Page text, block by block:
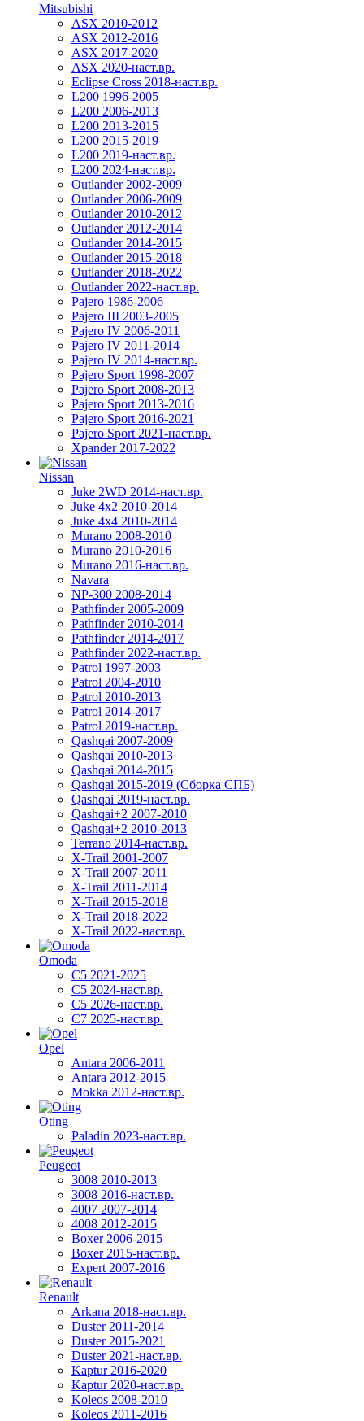
Mitsubishi
ASX 2010-2012
ASX 2012-2016
ASX 2017-2020
ASX 2020-наст.вр.
Eclipse Cross 2018-наст.вр.
L200 1996-2005
L200 2006-2013
L200 2013-2015
L200 2015-2019
L200 2019-наст.вр.
L200 2024-наст.вр.
Outlander 2002-2009
Outlander 2006-2009
Outlander 2010-2012
Outlander 2012-2014
Outlander 2014-2015
Outlander 2015-2018
Outlander 2018-2022
Outlander 2022-наст.вр.
Pajero 1986-2006
Pajero III 2003-2005
Pajero IV 2006-2011
Pajero IV 2011-2014
Pajero IV 2014-наст.вр.
Pajero Sport 1998-2007
Pajero Sport 2008-2013
Pajero Sport 2013-2016
Pajero Sport 2016-2021
Pajero Sport 2021-наст.вр.
Xpander 2017-2022
Nissan
Juke 2WD 2014-наст.вр.
Juke 4x2 2010-2014
Juke 4x4 2010-2014
Murano 2008-2010
Murano 2010-2016
Murano 2016-наст.вр.
Navara
NP-300 2008-2014
Pathfinder 2005-2009
Pathfinder 2010-2014
Pathfinder 2014-2017
Pathfinder 2022-наст.вр.
Patrol 1997-2003
Patrol 2004-2010
Patrol 2010-2013
Patrol 2014-2017
Patrol 2019-наст.вр.
Qashqai 2007-2009
Qashqai 2010-2013
Qashqai 2014-2015
Qashqai 2015-2019 (Сборка СПБ)
Qashqai 2019-наст.вр.
Qashqai+2 2007-2010
Qashqai+2 2010-2013
Terrano 2014-наст.вр.
X-Trail 2001-2007
X-Trail 2007-2011
X-Trail 2011-2014
X-Trail 2015-2018
X-Trail 2018-2022
X-Trail 2022-наст.вр.
Omoda
C5 2021-2025
C5 2024-наст.вр.
C5 2026-наст.вр.
C7 2025-наст.вр.
Opel
Antara 2006-2011
Antara 2012-2015
Mokka 2012-наст.вр.
Oting
Paladin 2023-наст.вр.
Peugeot
3008 2010-2013
3008 2016-наст.вр.
4007 2007-2014
4008 2012-2015
Boxer 2006-2015
Boxer 2015-наст.вр.
Expert 2007-2016
Renault
Arkana 2018-наст.вр.
Duster 2011-2014
Duster 2015-2021
Duster 2021-наст.вр.
Kaptur 2016-2020
Kaptur 2020-наст.вр.
Koleos 2008-2010
Koleos 2011-2016